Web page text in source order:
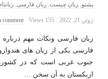
پشتو, زبان چیست, زبان فارسی,
ژوئن 21, 2022 155 Views
comment
زبان فارسی ونکات مهم
فارسی یکی از زبان های
جنوب غربی است که در
ازبکستان به آن سخن